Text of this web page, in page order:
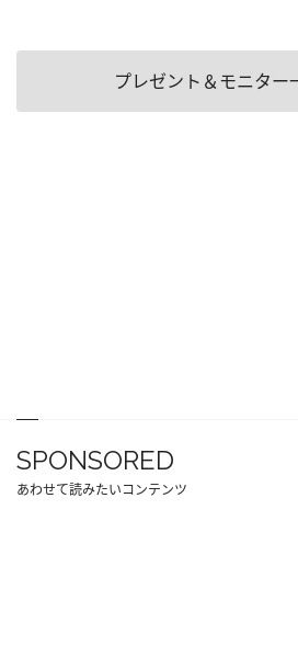
プレゼント＆モニター
SPONSORED
あわせて読みたいコンテンツ